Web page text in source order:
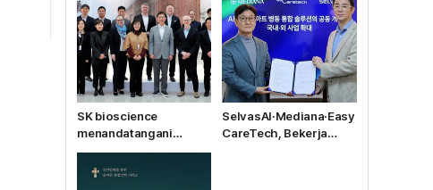
SK bioscience
menandatangani
kontrak produksi alih
daya vaksin Ebola MSD
SelvasAI·Mediana·Easy
CareTech, Bekerja